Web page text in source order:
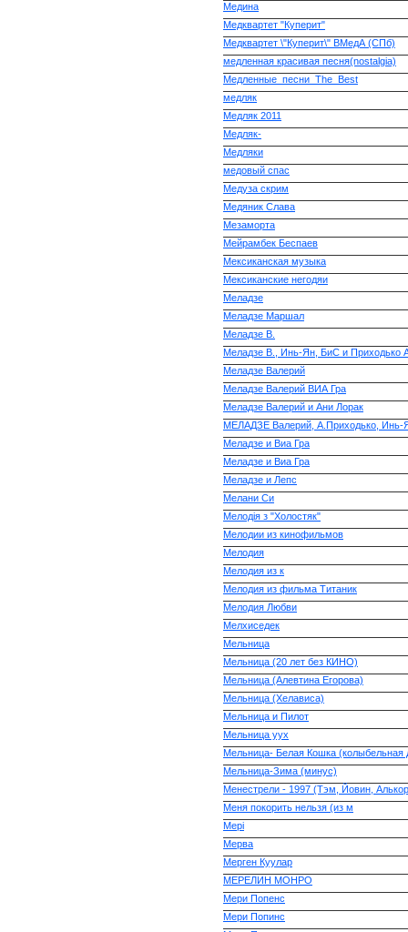
Медина
Медквартет "Куперит"
Медквартет \"Куперит\" ВМедА (СПб)
медленная красивая песня(nostalgia)
Медленные_песни_The_Best
медляк
Медляк 2011
Медляк-
Медляки
медовый спас
Медуза скрим
Медяник Слава
Мезаморта
Мейрамбек Беспаев
Мексиканская музыка
Мексиканские негодяи
Меладзе
Меладзе Маршал
Меладзе В.
Меладзе В., Инь-Ян, БиС и Приходько
Меладзе Валерий
Меладзе Валерий ВИА Гра
Меладзе Валерий и Ани Лорак
МЕЛАДЗЕ Валерий, А.Приходько, Инь-
Меладзе и Виа Гра
Меладзе и Виа Гра
Меладзе и Лепс
Мелани Си
Мелодія з "Холостяк"
Мелодии из кинофильмов
Мелодия
Мелодия из к
Мелодия из фильма Титаник
Мелодия Любви
Мелхиседек
Мельница
Мельница (20 лет без КИНО)
Мельница (Алевтина Егорова)
Мельница (Хелависа)
Мельница и Пилот
Мельница уух
Мельница- Белая Кошка (колыбельная
Мельница-Зима (минус)
Менестрели - 1997 (Тэм, Йовин,
Меня покорить нельзя (из м
Мері
Мерва
Мерген Куулар
МЕРЕЛИН МОНРО
Мери Попенс
Мери Попинс